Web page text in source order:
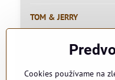
TOM & JERRY
PIVO
Cookies používame na